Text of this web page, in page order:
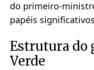
do primeiro-
papéis
Estrutura do
Verde